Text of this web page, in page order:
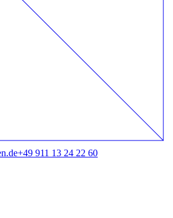
+49 911 13 24 22 60